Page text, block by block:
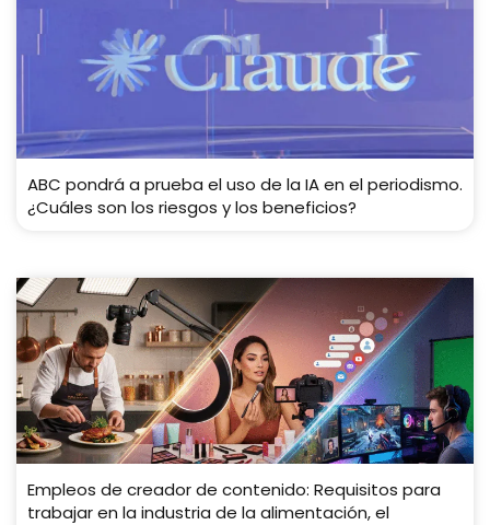
ABC pondrá a prueba el uso de la IA en el periodismo.
¿Cuáles son los riesgos y los beneficios?
Empleos de creador de contenido: Requisitos para
trabajar en la industria de la alimentación, el